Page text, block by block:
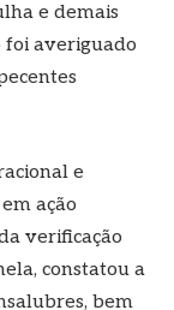
e demais
foi averiguado
e
ação
verificação
constatou a
bem